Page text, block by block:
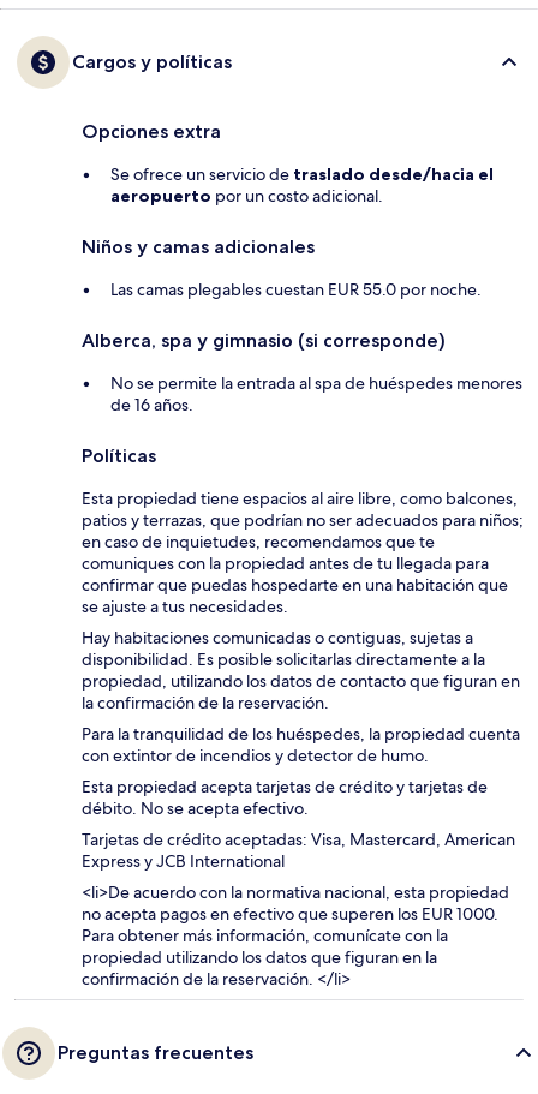
Cargos y políticas
Opciones extra
Se ofrece un servicio de traslado desde/hacia el
aeropuerto por un costo adicional.
Niños y camas adicionales
Las camas plegables cuestan EUR 55.0 por noche.
Alberca, spa y gimnasio (si corresponde)
No se permite la entrada al spa de huéspedes menores
de 16 años.
Políticas
Esta propiedad tiene espacios al aire libre, como balcones,
patios y terrazas, que podrían no ser adecuados para niños;
en caso de inquietudes, recomendamos que te
comuniques con la propiedad antes de tu llegada para
confirmar que puedas hospedarte en una habitación que
se ajuste a tus necesidades.
Hay habitaciones comunicadas o contiguas, sujetas a
disponibilidad. Es posible solicitarlas directamente a la
propiedad, utilizando los datos de contacto que figuran en
la confirmación de la reservación.
Para la tranquilidad de los huéspedes, la propiedad cuenta
con extintor de incendios y detector de humo.
Esta propiedad acepta tarjetas de crédito y tarjetas de
débito. No se acepta efectivo.
Tarjetas de crédito aceptadas: Visa, Mastercard, American
Express y JCB International
<li>De acuerdo con la normativa nacional, esta propiedad
no acepta pagos en efectivo que superen los EUR 1000.
Para obtener más información, comunícate con la
propiedad utilizando los datos que figuran en la
confirmación de la reservación. </li>
Preguntas frecuentes